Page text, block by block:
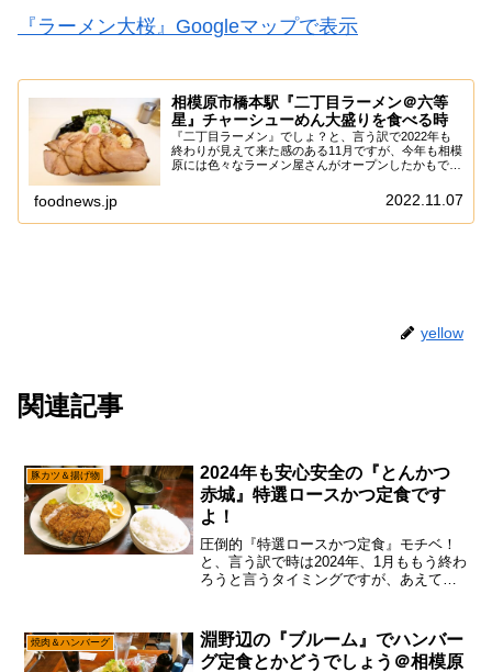
『ラーメン大桜』Googleマップで表示
相模原市橋本駅『二丁目ラーメン＠六等
星』チャーシューめん大盛りを食べる時
『二丁目ラーメン』でしょ？と、言う訳で2022年も
終わりが見えて来た感のある11月ですが、今年も相模
原には色々なラーメン屋さんがオープンしたかもでし
相模原って広いので、なかなか新店を全部食べる...
foodnews.jp 2022.11.07
yellow
関連記事
豚カツ＆揚げ物
2024年も安心安全の『とんかつ
赤城』特選ロースかつ定食です
よ！
圧倒的『特選ロースかつ定食』モチベ！
と、言う訳で時は2024年、1月ももう終わ
ろうと言うタイミングですが、あえて言
気出す人生だったので、2024年もそのパ
ターンでや...
焼肉＆ハンバーグ
淵野辺の『ブルーム』でハンバー
グ定食とかどうでしょう＠相模原